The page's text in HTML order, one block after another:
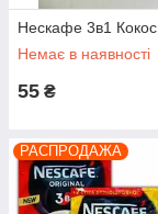
Нескафе 3в1 Кокос
Немає в наявності
55 ₴
РАСПРОДАЖА